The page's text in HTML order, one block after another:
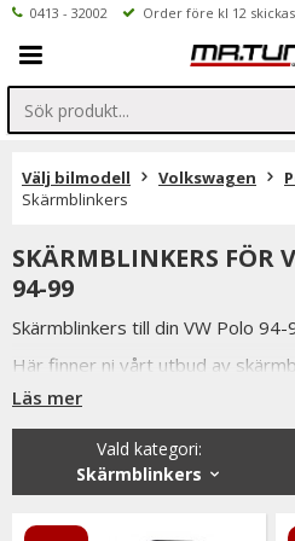
0413 - 32002 Order före kl 12
Välj bilmodell Volkswagen
Skärmblinkers
SKÄRMBLINKERS FÖR
94-99
Skärmblinkers till din VW Polo 94-
Här finner ni vårt utbud av
Vi har flertalet olika modeller av
Samtliga av dessa är e-märkta
Bilprovning.
Läs mer
Vald kategori:
Skärmblinkers